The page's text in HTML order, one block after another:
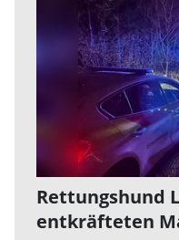
Rettungshund
entkräfteten